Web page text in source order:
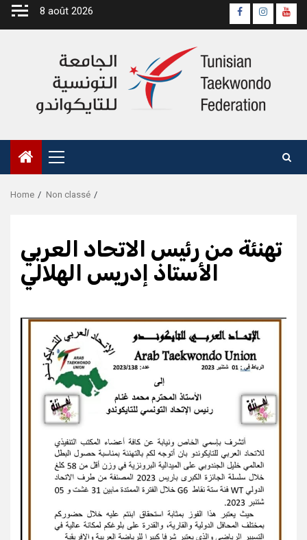
Skip
8 août 2026
Page
Officielle
Instagram
Primary
Menu
Home Non classé
تهنئة من رئيس الاتحاد العربي
الأستاذ إدريس الهلالي